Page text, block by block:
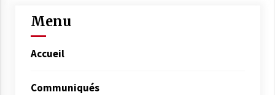
Menu
Accueil
Communiqués